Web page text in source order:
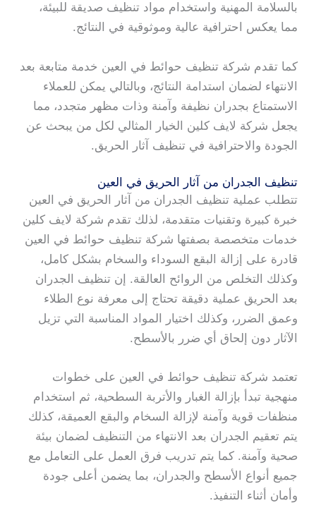
بالسلامة المهنية واستخدام مواد تنظيف صديقة للبيئة،
مما يعكس احترافية عالية وموثوقية في النتائج.
كما تقدم شركة تنظيف حوائط في العين خدمة متابعة بعد
الانتهاء لضمان استدامة النتائج، وبالتالي يمكن للعملاء
الاستمتاع بجدران نظيفة وآمنة وذات مظهر متجدد، مما
يجعل شركة لايف كلين الخيار المثالي لكل من يبحث عن
الجودة والاحترافية في تنظيف آثار الحريق.
تنظيف الجدران من آثار الحريق في العين
تتطلب عملية تنظيف الجدران من آثار الحريق في العين
خبرة كبيرة وتقنيات متقدمة، لذلك تقدم شركة لايف كلين
خدمات متخصصة بصفتها شركة تنظيف حوائط في العين
قادرة على إزالة البقع السوداء والسخام بشكل كامل،
وكذلك التخلص من الروائح العالقة. إن تنظيف الجدران
بعد الحريق عملية دقيقة تحتاج إلى معرفة نوع الطلاء
وعمق الضرر، وكذلك اختيار المواد المناسبة التي تزيل
الآثار دون إلحاق أي ضرر بالأسطح.
تعتمد شركة تنظيف حوائط في العين على خطوات
منهجية تبدأ بإزالة الغبار والأتربة السطحية، ثم استخدام
منظفات قوية وآمنة لإزالة السخام والبقع العميقة، كذلك
يتم تعقيم الجدران بعد الانتهاء من التنظيف لضمان بيئة
صحية وآمنة. كما يتم تدريب فرق العمل على التعامل مع
جميع أنواع الأسطح والجدران، بما يضمن أعلى جودة
وأمان أثناء التنفيذ.